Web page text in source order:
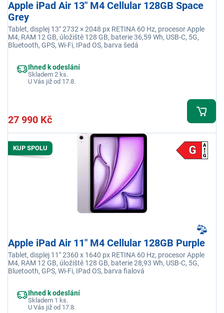
Apple iPad Air 13" M4 Cellular 128GB Space
Grey
Tablet, displej 13" 2732 × 2048 px RETINA 60 Hz, procesor Apple
M4, RAM 12 GB, úložiště 128 GB, baterie 36,59 Wh, USB-C, 5G,
Bluetooth, GPS, Wi-Fi, IPad OS, barva šedá
Ihned k odeslání
Skladem 2 ks.
U Vás již od 17.8.
27 990 Kč
KUP SPOLU
Apple iPad Air 11" M4 Cellular 128GB Purple
Tablet, displej 11" 2360 x 1640 px RETINA 60 Hz, procesor Apple
M4, RAM 12 GB, úložiště 128 GB, baterie 28,93 Wh, USB-C, 5G,
Bluetooth, GPS, Wi-Fi, IPad OS, barva fialová
Ihned k odeslání
Skladem 1 ks.
U Vás již od 17.8.